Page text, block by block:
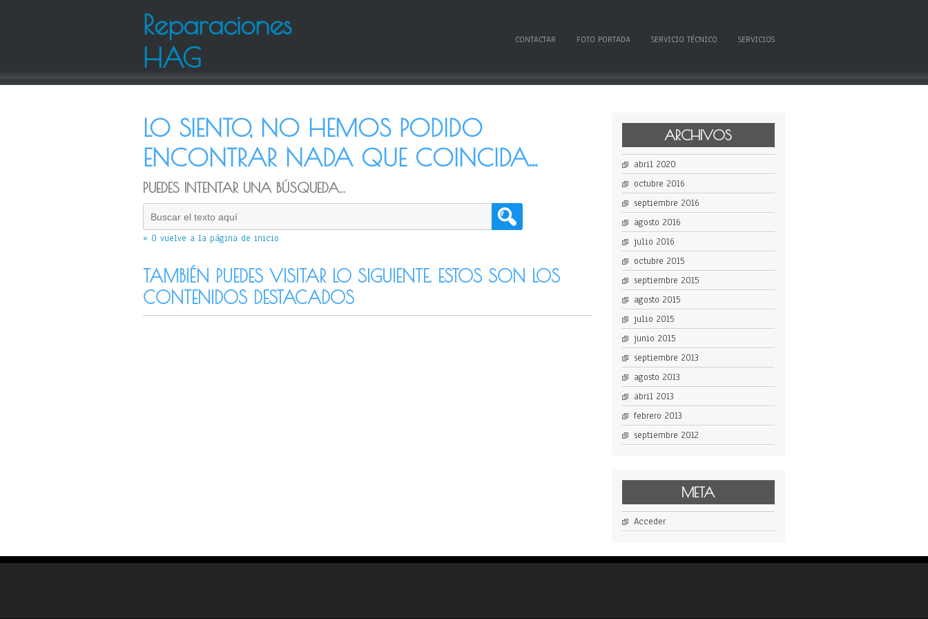
Reparaciones
HAG
CONTACTAR FOTO PORTADA SERVICIO TÉCNICO SERVICIOS
LO SIENTO, NO HEMOS PODIDO
ENCONTRAR NADA QUE COINCIDA...
PUEDES INTENTAR UNA BÚSQUEDA...
« O vuelve a la página de inicio
TAMBIÉN PUEDES VISITAR LO SIGUIENTE. ESTOS SON LOS
CONTENIDOS DESTACADOS
ARCHIVOS
abril 2020
octubre 2016
septiembre 2016
agosto 2016
julio 2016
octubre 2015
septiembre 2015
agosto 2015
julio 2015
junio 2015
septiembre 2013
agosto 2013
abril 2013
febrero 2013
septiembre 2012
META
Acceder